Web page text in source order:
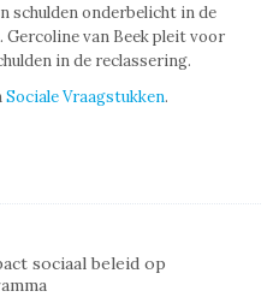
schulden onderbelicht in de
van Beek pleit voor
in de reclassering.
Sociale Vraagstukken.
sociaal beleid op